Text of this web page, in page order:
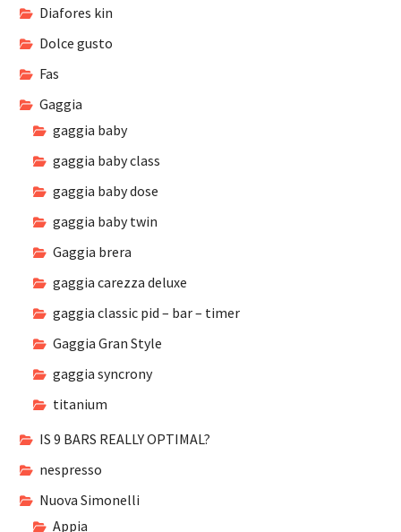
Diafores kin
Dolce gusto
Fas
Gaggia
gaggia baby
gaggia baby class
gaggia baby dose
gaggia baby twin
Gaggia brera
gaggia carezza deluxe
gaggia classic pid – bar – timer
Gaggia Gran Style
gaggia syncrony
titanium
IS 9 BARS REALLY OPTIMAL?
nespresso
Nuova Simonelli
Appia